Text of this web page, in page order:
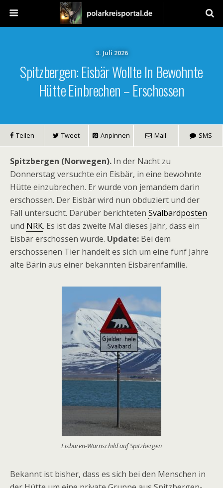
3. Juli 2026
Spitzbergen: Eisbär Wollte In Bewohnte
Hütte Einbrechen – Erschossen
Teilen Tweet Anpinnen Mail SMS
Spitzbergen (Norwegen). In der Nacht zu
Donnerstag versuchte ein Eisbär, in eine bewohnte
Hütte einzubrechen. Er wurde von jemandem darin
erschossen. Der Eisbär wird nun obduziert und der
Fall untersucht. Darüber berichteten Svalbardposten
und NRK. Es ist das zweite Mal dieses Jahr, dass ein
Eisbär erschossen wurde. Update: Bei dem
erschossenen Tier handelt es sich um eine fünf Jahre
alte Bärin aus einer bekannten Eisbärenfamilie.
Eisbären-Warnschild auf Spitzbergen
Bekannt ist bisher, dass es sich bei den Menschen in